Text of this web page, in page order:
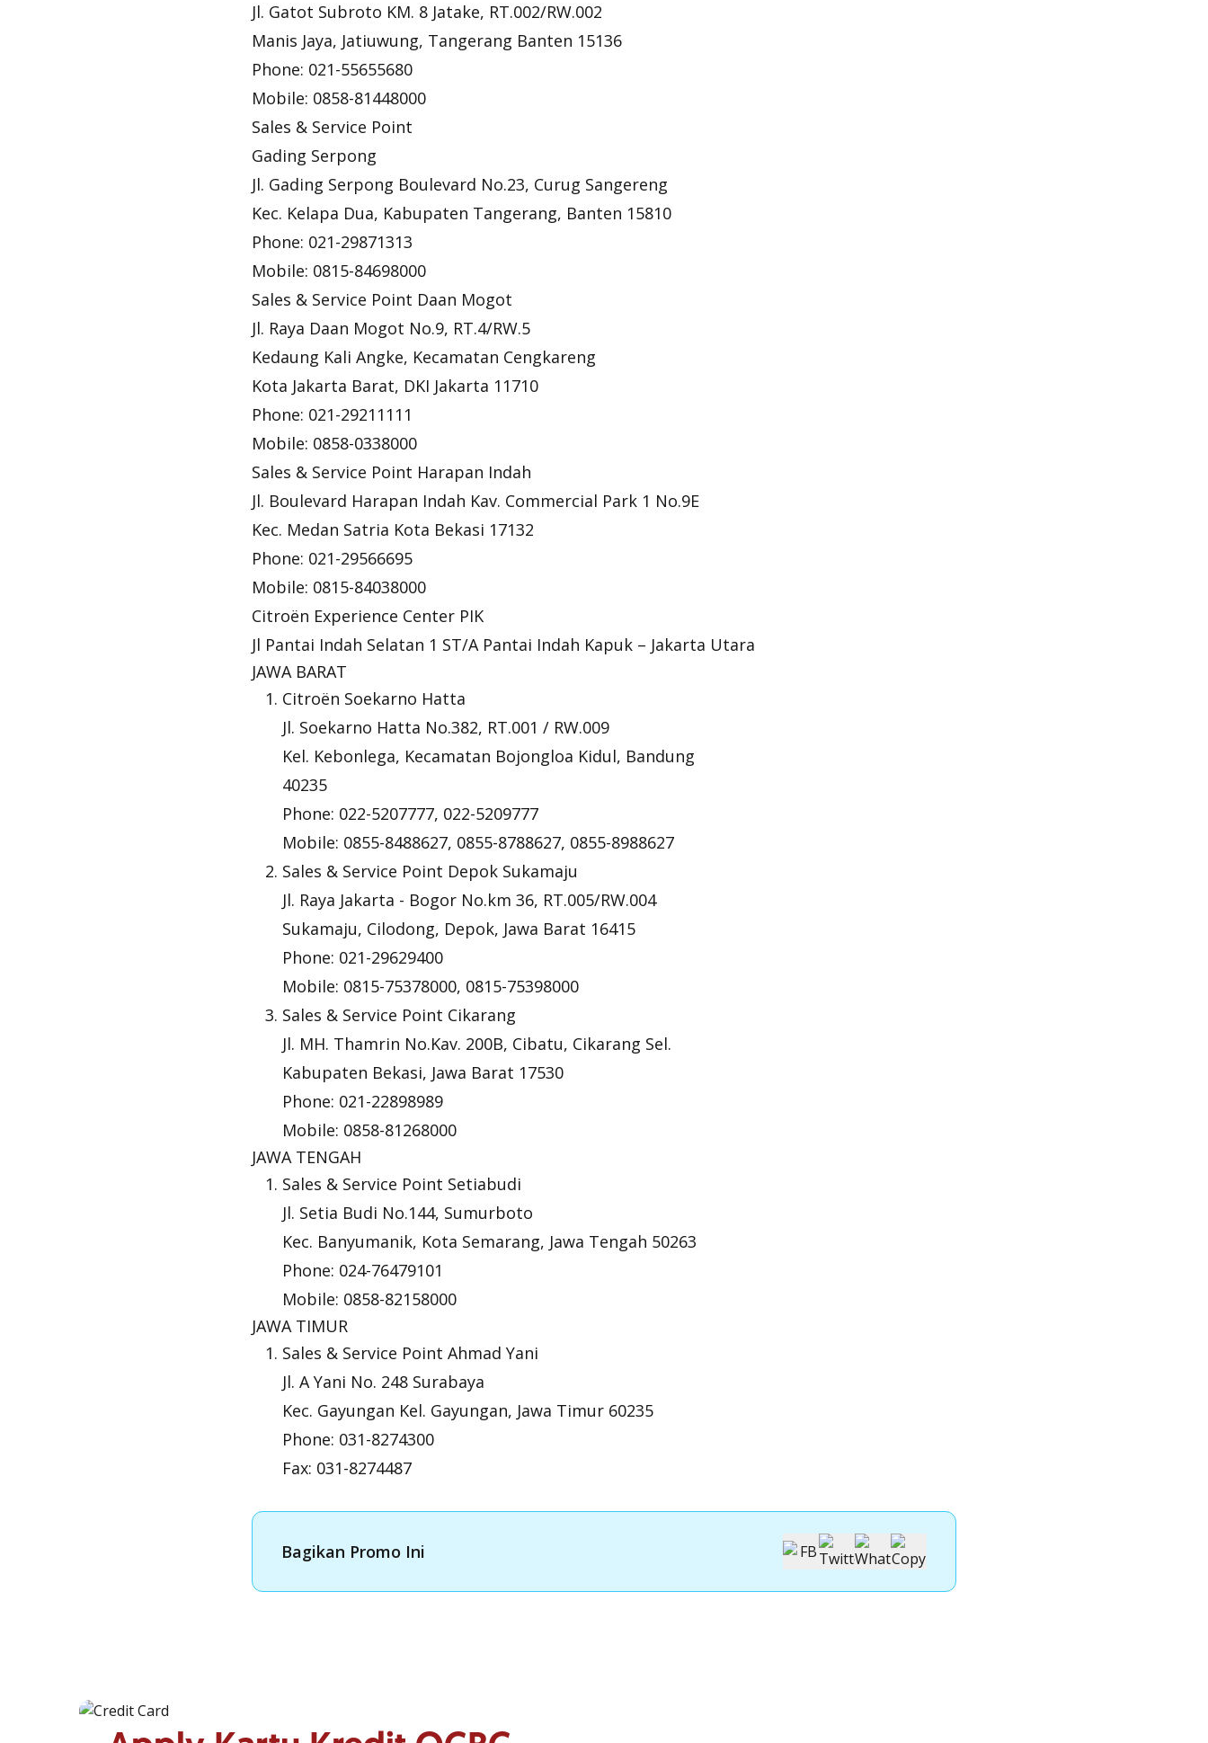
Jl. Gatot Subroto KM. 8 Jatake, RT.002/RW.002
Manis Jaya, Jatiuwung, Tangerang Banten 15136
Phone: 021-55655680
Mobile: 0858-81448000
Sales & Service Point
Gading Serpong
Jl. Gading Serpong Boulevard No.23, Curug Sangereng
Kec. Kelapa Dua, Kabupaten Tangerang, Banten 15810
Phone: 021-29871313
Mobile: 0815-84698000
Sales & Service Point Daan Mogot
Jl. Raya Daan Mogot No.9, RT.4/RW.5
Kedaung Kali Angke, Kecamatan Cengkareng
Kota Jakarta Barat, DKI Jakarta 11710
Phone: 021-29211111
Mobile: 0858-0338000
Sales & Service Point Harapan Indah
Jl. Boulevard Harapan Indah Kav. Commercial Park 1 No.9E
Kec. Medan Satria Kota Bekasi 17132
Phone: 021-29566695
Mobile: 0815-84038000
Citroën Experience Center PIK
Jl Pantai Indah Selatan 1 ST/A Pantai Indah Kapuk – Jakarta Utara
JAWA BARAT
Citroën Soekarno Hatta
Jl. Soekarno Hatta No.382, RT.001 / RW.009
Kel. Kebonlega, Kecamatan Bojongloa Kidul, Bandung
40235
Phone: 022-5207777, 022-5209777
Mobile: 0855-8488627, 0855-8788627, 0855-8988627
Sales & Service Point Depok Sukamaju
Jl. Raya Jakarta - Bogor No.km 36, RT.005/RW.004
Sukamaju, Cilodong, Depok, Jawa Barat 16415
Phone: 021-29629400
Mobile: 0815-75378000, 0815-75398000
Sales & Service Point Cikarang
Jl. MH. Thamrin No.Kav. 200B, Cibatu, Cikarang Sel.
Kabupaten Bekasi, Jawa Barat 17530
Phone: 021-22898989
Mobile: 0858-81268000
JAWA TENGAH
Sales & Service Point Setiabudi
Jl. Setia Budi No.144, Sumurboto
Kec. Banyumanik, Kota Semarang, Jawa Tengah 50263
Phone: 024-76479101
Mobile: 0858-82158000
JAWA TIMUR
Sales & Service Point Ahmad Yani
Jl. A Yani No. 248 Surabaya
Kec. Gayungan Kel. Gayungan, Jawa Timur 60235
Phone: 031-8274300
Fax: 031-8274487
Bagikan Promo Ini